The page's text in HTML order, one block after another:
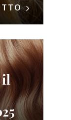
il